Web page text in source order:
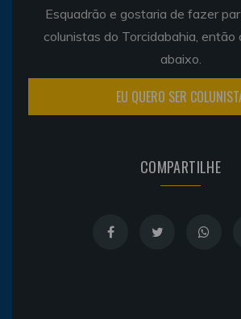
Esquadrão e gostaria de fazer
colunistas do Torcidabahia, então
abaixo.
EU QUERO SER
COMPARTILHE